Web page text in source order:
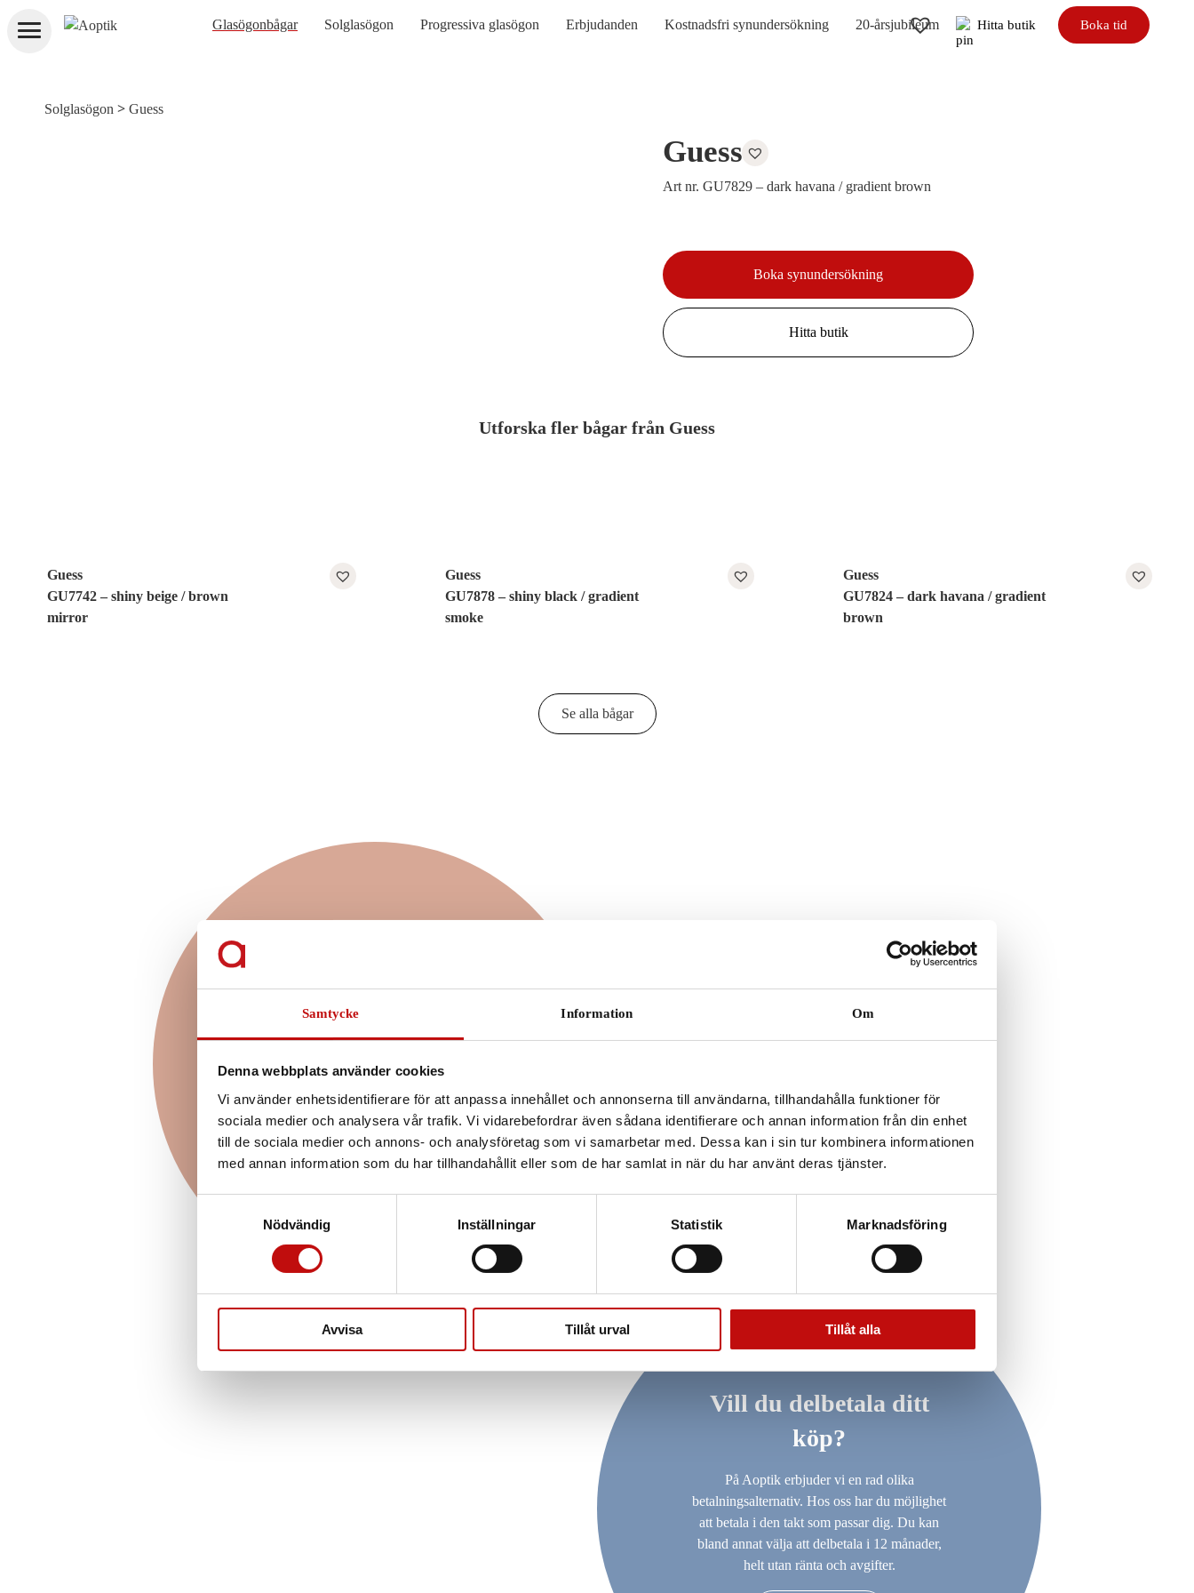
Samtycke Information Om
Denna webbplats använder cookies
Vi använder enhetsidentifierare för att anpassa innehållet och annonserna till användarna, tillhandahålla funktioner för
sociala medier och analysera vår trafik. Vi vidarebefordrar även sådana identifierare och annan information från din enhet
till de sociala medier och annons- och analysföretag som vi samarbetar med. Dessa kan i sin tur kombinera informationen
med annan information som du har tillhandahållit eller som de har samlat in när du har använt deras tjänster.
Nödvändig
Inställningar Statistik Marknadsföring
Avvisa Tillåt urval Tillåt alla
Aoptik Glasögonbågar Solglasögon Progressiva glasögon Erbjudanden Kostnadsfri synundersökning 20-årsjubileum Hitta butik Boka tid
Solglasögon > Guess
Guess
Art nr. GU7829 – dark havana / gradient brown
Boka synundersökning
Hitta butik
Utforska fler bågar från Guess
Guess
GU7742 – shiny beige / brown
mirror
Guess
GU7878 – shiny black / gradient
smoke
Guess
GU7824 – dark havana / gradient
brown
Se alla bågar
för just dig?
Enkelslipade, progressiva eller färgskiftande
glas? Att ha rätt glas som är anpassade efter dig
och dina behov är helt avgörande när det
borde välja beror såklart på din syn, men även
din livsstil.
Vill du delbetala ditt
köp?
På Aoptik erbjuder vi en rad olika
betalningsalternativ. Hos oss har du möjlighet
att betala i den takt som passar dig. Du kan
bland annat välja att delbetala i 12 månader,
helt utan ränta och avgifter.